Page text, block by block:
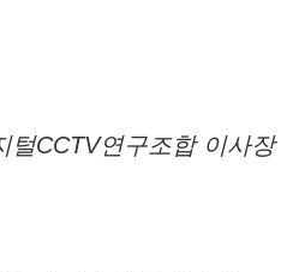
CCTV연구조합 이사장